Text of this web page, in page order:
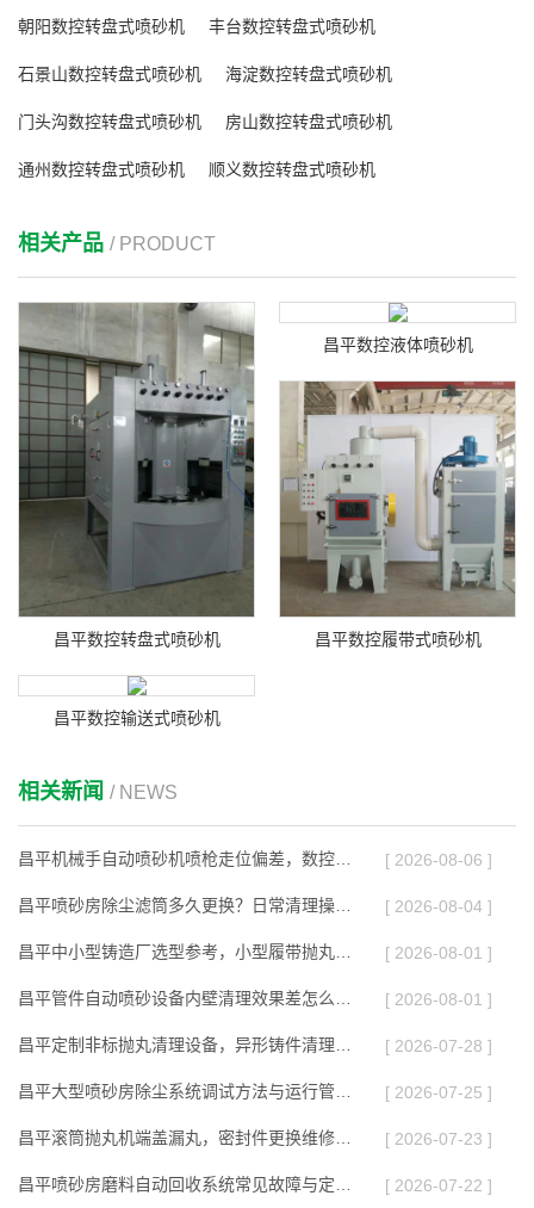
朝阳数控转盘式喷砂机 丰台数控转盘式喷砂机
石景山数控转盘式喷砂机 海淀数控转盘式喷砂机
门头沟数控转盘式喷砂机 房山数控转盘式喷砂机
通州数控转盘式喷砂机 顺义数控转盘式喷砂机
相关产品 / PRODUCT
昌平数控转盘式喷砂机
昌平数控液体喷砂机
昌平数控履带式喷砂机
昌平数控输送式喷砂机
相关新闻 / NEWS
[ 2026-08-06 ]
[ 2026-08-04 ]
[ 2026-08-01 ]
[ 2026-08-01 ]
[ 2026-07-28 ]
[ 2026-07-25 ]
[ 2026-07-23 ]
[ 2026-07-22 ]